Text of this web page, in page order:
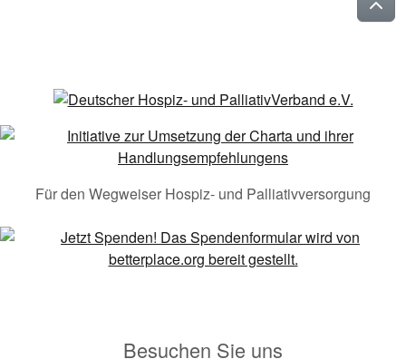
Für den Wegweiser Hospiz- und Palliativversorgung
Besuchen Sie uns